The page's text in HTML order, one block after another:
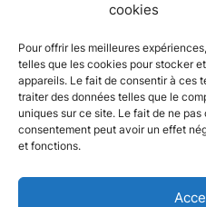
cookies
Pour offrir les meilleures
telles que les cookies pour stocker
appareils. Le fait de consentir à ces
traiter des données telles que le
uniques sur ce site. Le fait de ne
consentement peut avoir un effet
et fonctions.